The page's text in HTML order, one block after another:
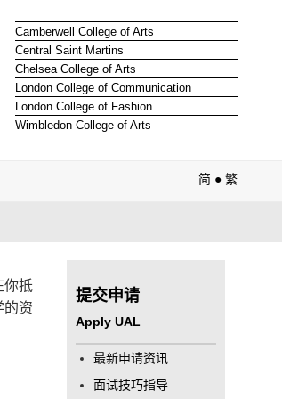
Camberwell College of Arts
Central Saint Martins
Chelsea College of Arts
London College of Communication
London College of Fashion
Wimbledon College of Arts
简 ● 繁
你抵
的资
提交申请
Apply UAL
最新申请资讯
面试技巧指导